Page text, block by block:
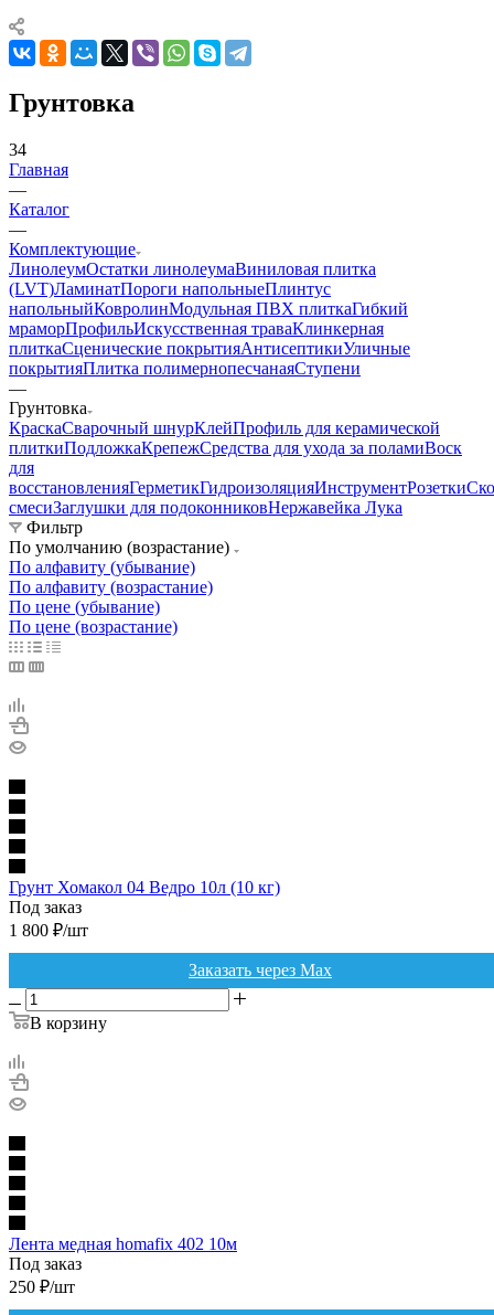
Грунтовка
34
Главная
—
Каталог
—
Комплектующие
ЛинолеумОстатки линолеумаВиниловая плитка
(LVT)ЛаминатПороги напольныеПлинтус
напольныйКовролинМодульная ПВХ плиткаГибкий
мраморПрофильИскусственная траваКлинкерная
плиткаСценические покрытияАнтисептикиУличные
покрытияПлитка полимернопесчанаяСтупени
—
Грунтовка
КраскаСварочный шнурКлейПрофиль для керамической
плиткиПодложкаКрепежСредства для ухода за поламиВоск
для
восстановленияГерметикГидроизоляцияИнструментРозетки
смесиЗаглушки для подоконниковНержавейка Лука
Фильтр
По умолчанию (возрастание)
По алфавиту (убывание)
По алфавиту (возрастание)
По цене (убывание)
По цене (возрастание)
Грунт Хомакол 04 Ведро 10л (10 кг)
Под заказ
1 800 ₽/шт
Заказать через Max
В корзину
Лента медная homafix 402 10м
Под заказ
250 ₽/шт